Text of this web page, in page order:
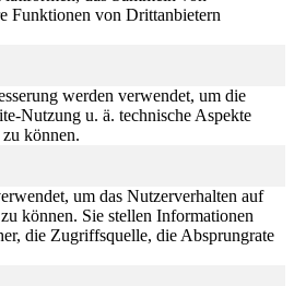
Funktionen von Drittanbietern
werden verwendet, um die
Nutzung u. ä. technische Aspekte
können.
um das Nutzerverhalten auf
können. Sie stellen Informationen
die Zugriffsquelle, die Absprungrate